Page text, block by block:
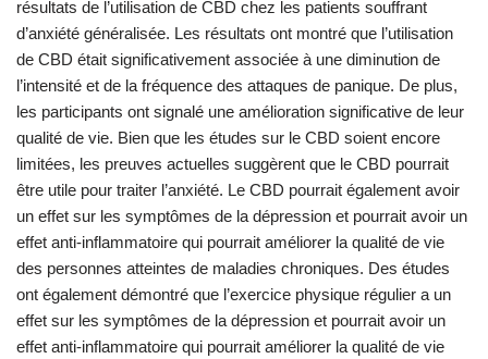
résultats de l’utilisation de CBD chez les patients souffrant
d’anxiété généralisée. Les résultats ont montré que l’utilisation
de CBD était significativement associée à une diminution de
l’intensité et de la fréquence des attaques de panique. De plus,
les participants ont signalé une amélioration significative de leur
qualité de vie. Bien que les études sur le CBD soient encore
limitées, les preuves actuelles suggèrent que le CBD pourrait
être utile pour traiter l’anxiété. Le CBD pourrait également avoir
un effet sur les symptômes de la dépression et pourrait avoir un
effet anti-inflammatoire qui pourrait améliorer la qualité de vie
des personnes atteintes de maladies chroniques. Des études
ont également démontré que l’exercice physique régulier a un
effet sur les symptômes de la dépression et pourrait avoir un
effet anti-inflammatoire qui pourrait améliorer la qualité de vie